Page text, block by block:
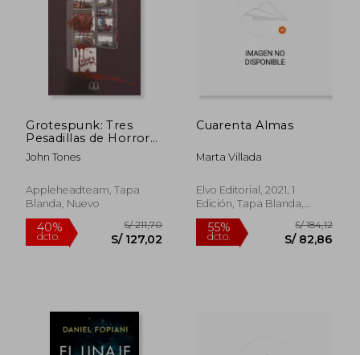
40%
dcto.
S/ 105,82
S/ 63,49
50%
dcto.
S/
S/
Grotespunk: Tres
Pesadillas de Horror
Extremo
John Tones
Appleheadteam, Tapa
Blanda, Nuevo
Cuarenta Almas
Marta Villada
Elvo Editorial, 2021, 1
Edición, Tapa Blanda,
Nuevo